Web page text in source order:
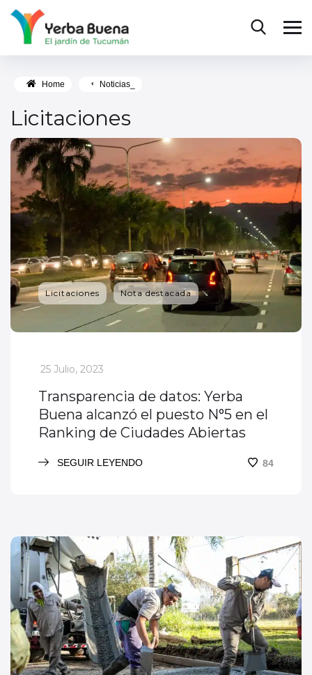
Home Noticias_
Licitaciones
Licitaciones Nota destacada
_
25 Julio, 2023
Transparencia de datos: Yerba
Buena alcanzó el puesto N°5 en el
Ranking de Ciudades Abiertas
SEGUIR LEYENDO 84